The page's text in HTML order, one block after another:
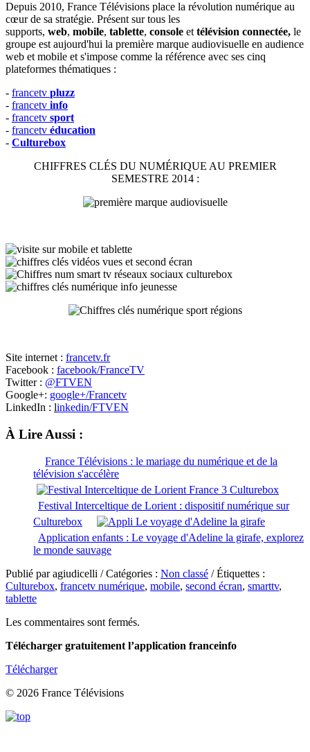
Depuis 2010, France Télévisions place la révolution numérique au
cœur de sa stratégie. Présent sur tous les
supports, web, mobile, tablette, console et télévision connectée, le
groupe est aujourd'hui la première marque audiovisuelle en audience
web et mobile et s'impose comme la référence avec ses cinq
plateformes thématiques :
- francetv pluzz
- francetv info
- francetv sport
- francetv éducation
- Culturebox
CHIFFRES CLÉS DU NUMÉRIQUE AU PREMIER
SEMESTRE 2014 :
Site internet : francetv.fr
Facebook : facebook/FranceTV
Twitter : @FTVEN
Google+: google+/Francetv
LinkedIn : linkedin/FTVEN
À Lire Aussi :
France Télévisions : le mariage du numérique et de la
télévision s'accélère
Festival Interceltique de Lorient : dispositif numérique sur
Culturebox
Application enfants : Le voyage d'Adeline la girafe, explorez
le monde sauvage
Publié par agiudicelli / Catégories : Non classé / Étiquettes :
Culturebox, francetv numérique, mobile, second écran, smarttv,
tablette
Les commentaires sont fermés.
Télécharger gratuitement l’application franceinfo
Télécharger
© 2026 France Télévisions